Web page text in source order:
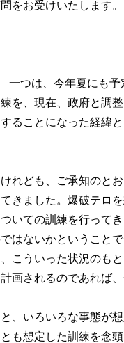
をお受けいたします。
つは、今年夏にも予
を、現在、政府と調
ることになった経緯
れども、ご承知のと
きました。爆破テロ
いての訓練を行って
はないかということ
こういった状況のも
画されるのであれば
、いろいろな事態が
も想定した訓練を念